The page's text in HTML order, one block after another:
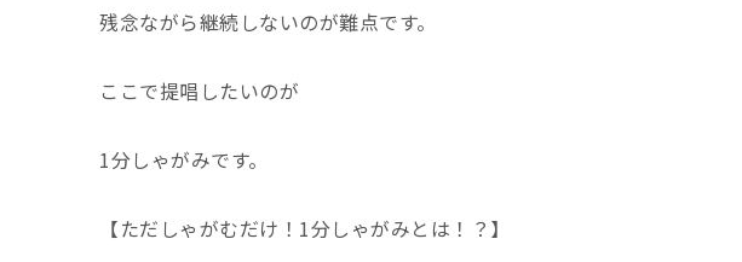
残念ながら継続しないのが難点です。
ここで提唱したいのが
1分しゃがみです。
【ただしゃがむだけ！ 1分しゃがみとは！？】